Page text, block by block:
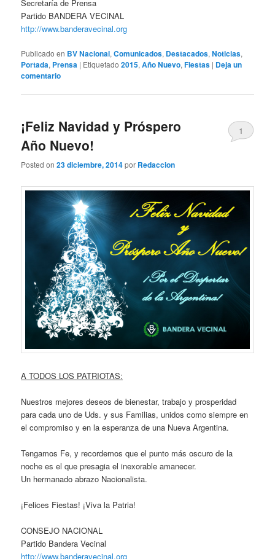
Secretaría de Prensa
Partido BANDERA VECINAL
http://www.banderavecinal.org
Publicado en BV Nacional,Comunicados, Destacados,Noticias,
Portada, Prensa | Etiquetado 2015,Año Nuevo,Fiestas | Deja un
comentario
¡Feliz Navidad y Próspero
Año Nuevo!
Posted on23 diciembre, 2014por Redaccion
1
A TODOS LOS PATRIOTAS:
Nuestros mejores deseos de bienestar, trabajo y prosperidad
para cada uno de Uds. y sus Familias, unidos como siempre en
el compromiso y en la esperanza de una Nueva Argentina.
Tengamos Fe, y recordemos que el punto más oscuro de la
noche es el que presagia el inexorable amanecer.
Un hermanado abrazo Nacionalista.
¡Felices Fiestas! ¡Viva la Patria!
CONSEJO NACIONAL
Partido Bandera Vecinal
http://www.banderavecinal.org